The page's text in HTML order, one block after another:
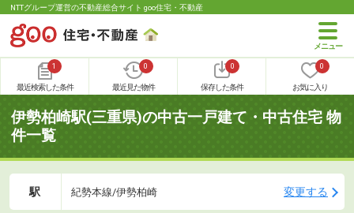
NTTグループ運営の不動産総合サイト goo住宅・不動産
1
最近検索した条件
0
最近見た物件
0
保存した条件
0
お気に入り
伊勢柏崎駅(三重県)の中古一戸建て・中古住宅 物
件一覧
駅 紀勢本線/伊勢柏崎 変更する